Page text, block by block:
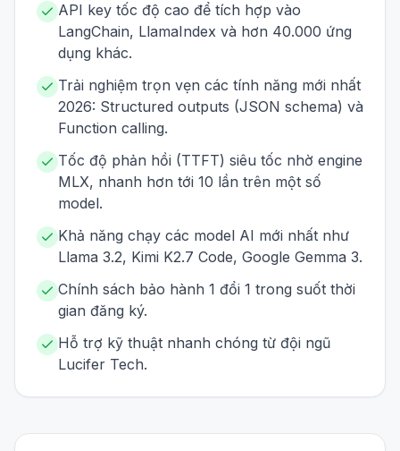
API key tốc độ cao để tích hợp vào
LangChain, LlamaIndex và hơn 40.000 ứng
dụng khác.
Trải nghiệm trọn vẹn các tính năng mới nhất
2026: Structured outputs (JSON schema) và
Function calling.
Tốc độ phản hồi (TTFT) siêu tốc nhờ engine
MLX, nhanh hơn tới 10 lần trên một số
model.
Khả năng chạy các model AI mới nhất như
Llama 3.2, Kimi K2.7 Code, Google Gemma 3.
Chính sách bảo hành 1 đổi 1 trong suốt thời
gian đăng ký.
Hỗ trợ kỹ thuật nhanh chóng từ đội ngũ
Lucifer Tech.